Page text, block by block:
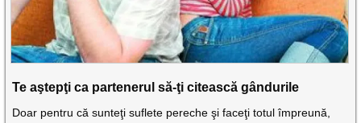
Te aştepţi ca partenerul să-ţi citească gândurile
Doar pentru că sunteţi suflete pereche şi faceţi totul împreună,